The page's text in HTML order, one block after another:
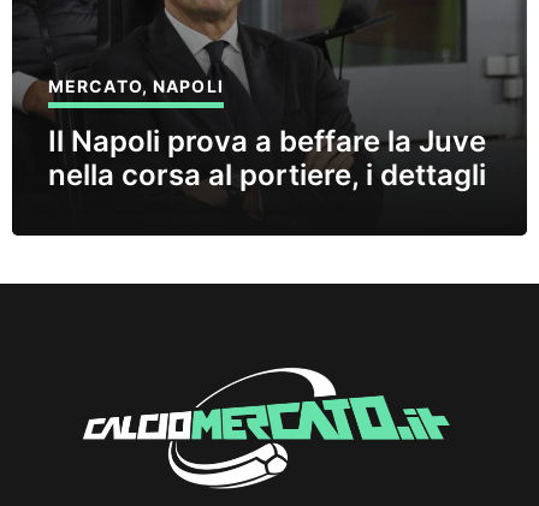
MERCATO, NAPOLI
Il Napoli prova a beffare la Juve
nella corsa al portiere, i dettagli